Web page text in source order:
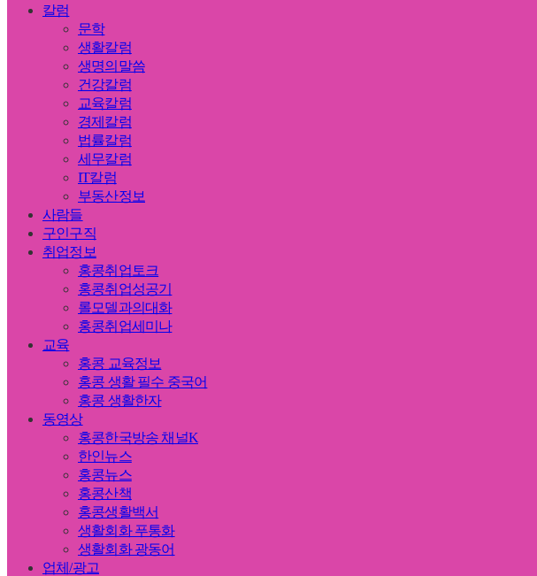
칼럼
문학
생활칼럼
생명의말씀
건강칼럼
교육칼럼
경제칼럼
법률칼럼
세무칼럼
IT칼럼
부동산정보
사람들
구인구직
취업정보
홍콩취업토크
홍콩취업성공기
롤모델과의대화
홍콩취업세미나
교육
홍콩 교육정보
홍콩 생활 필수 중국어
홍콩 생활한자
동영상
홍콩한국방송 채널K
한인뉴스
홍콩뉴스
홍콩산책
홍콩생활백서
생활회화 푸통화
생활회화 광동어
업체/광고